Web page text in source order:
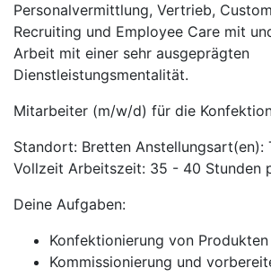
Personalvermittlung, Vertrieb,
Recruiting und Employee Care mit
Arbeit mit einer sehr ausgeprägten
Dienstleistungsmentalität.
Mitarbeiter (m/w/d) für die
Standort: Bretten Anstellungsart(en):
Vollzeit Arbeitszeit: 35 - 40 Stunden
Deine Aufgaben:
Konfektionierung von Produkten
Kommissionierung und